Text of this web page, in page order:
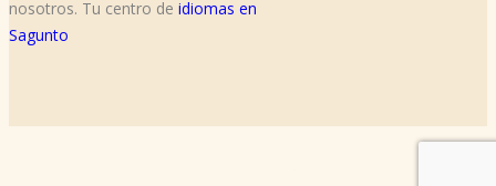
nosotros. Tu centro de idiomas en
Sagunto